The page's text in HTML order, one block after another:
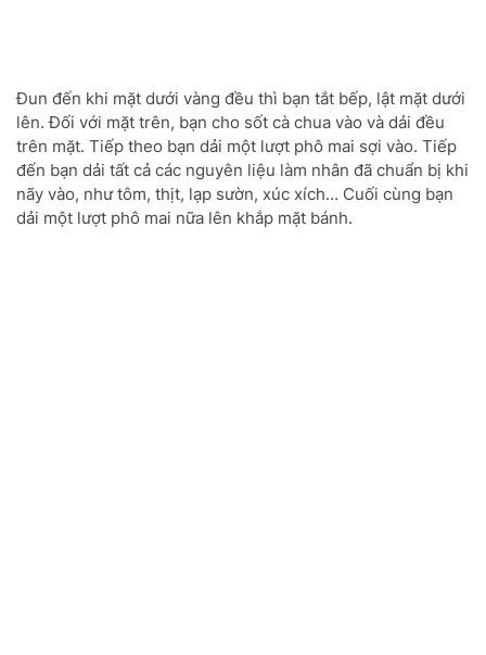
Đun đến khi mặt dưới vàng đều thì bạn tắt bếp, lật mặt dưới
lên. Đối với mặt trên, bạn cho sốt cà chua vào và dải đều
trên mặt. Tiếp theo bạn dải một lượt phô mai sợi vào. Tiếp
đến bạn dải tất cả các nguyên liệu làm nhân đã chuẩn bị khi
nãy vào, như tôm, thịt, lạp sườn, xúc xích… Cuối cùng bạn
dải một lượt phô mai nữa lên khắp mặt bánh.